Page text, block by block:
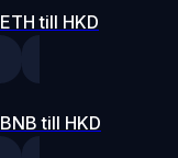
ETH till HKD
BNB till HKD